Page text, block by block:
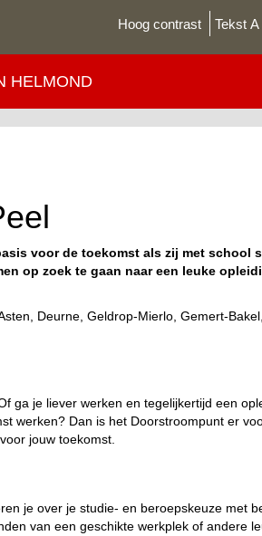
Hoog contrast
De
Tekst A
HELMOND
voor de toekomst als zij met school
op zoek te gaan naar een leuke
Deurne, Geldrop-Mierlo, Gemert-
ga je liever werken en tegelijkertijd een
werken? Dan is het Doorstroompunt er
jouw toekomst.
je over je studie- en beroepskeuze met
van een geschikte werkplek of andere